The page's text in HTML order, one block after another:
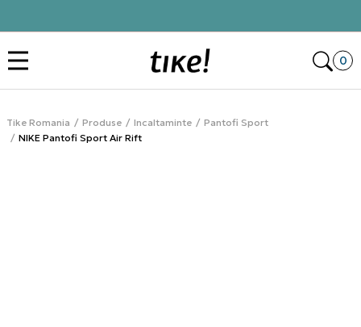
0
Tike Romania Produse Incaltaminte
Pantofi Sport
NIKE Pantofi Sport Air Rift